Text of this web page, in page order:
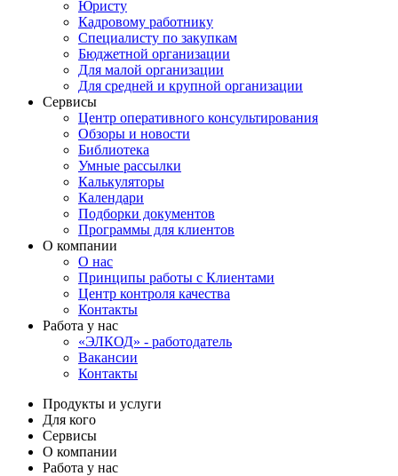
Юристу
Кадровому работнику
Специалисту по закупкам
Бюджетной организации
Для малой организации
Для средней и крупной организации
Сервисы
Центр оперативного консультирования
Обзоры и новости
Библиотека
Умные рассылки
Калькуляторы
Календари
Подборки документов
Программы для клиентов
О компании
О нас
Принципы работы с Клиентами
Центр контроля качества
Контакты
Работа у нас
«ЭЛКОД» - работодатель
Вакансии
Контакты
Продукты и услуги
Для кого
Сервисы
О компании
Работа у нас